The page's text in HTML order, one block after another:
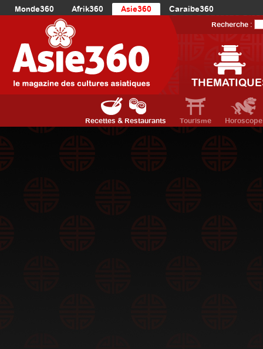
Monde360 Afrik360 Asie360
Caraibe360
Europe360
AmériqueDuNord360
Océanie360
Recherche :
Recettes & Restaurants Tourisme Horoscope